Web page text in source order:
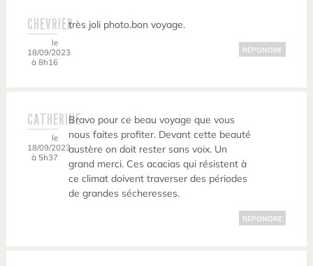
CHEVRIER
le
18/09/2023
à 8h16
très joli photo.bon voyage.
RÉPONDRE
CATHERINE
le
18/09/2023
à 5h37
Bravo pour ce beau voyage que vous
nous faites profiter. Devant cette beauté
austère on doit rester sans voix. Un
grand merci. Ces acacias qui résistent à
ce climat doivent traverser des périodes
de grandes sécheresses.
RÉPONDRE